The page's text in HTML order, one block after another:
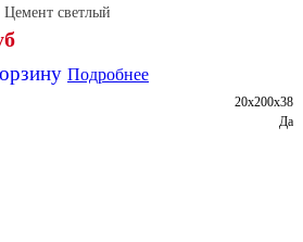
Цемент светлый
Подробнее
20x200x38
Да